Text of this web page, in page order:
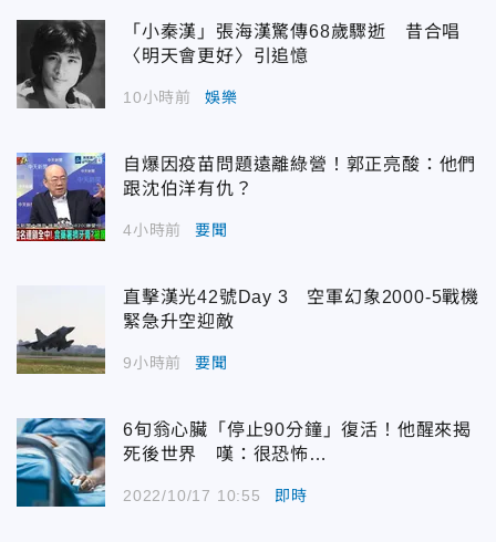
「小秦漢」張海漢驚傳68歲驟逝 昔合唱
〈明天會更好〉引追憶
10小時前 娛樂
自爆因疫苗問題遠離綠營！郭正亮酸：他們
跟沈伯洋有仇？
4小時前 要聞
直擊漢光42號Day 3 空軍幻象2000-5戰機
緊急升空迎敵
9小時前 要聞
6旬翁心臟「停止90分鐘」復活！他醒來揭
死後世界 嘆：很恐怖…
2022/10/17 10:55 即時